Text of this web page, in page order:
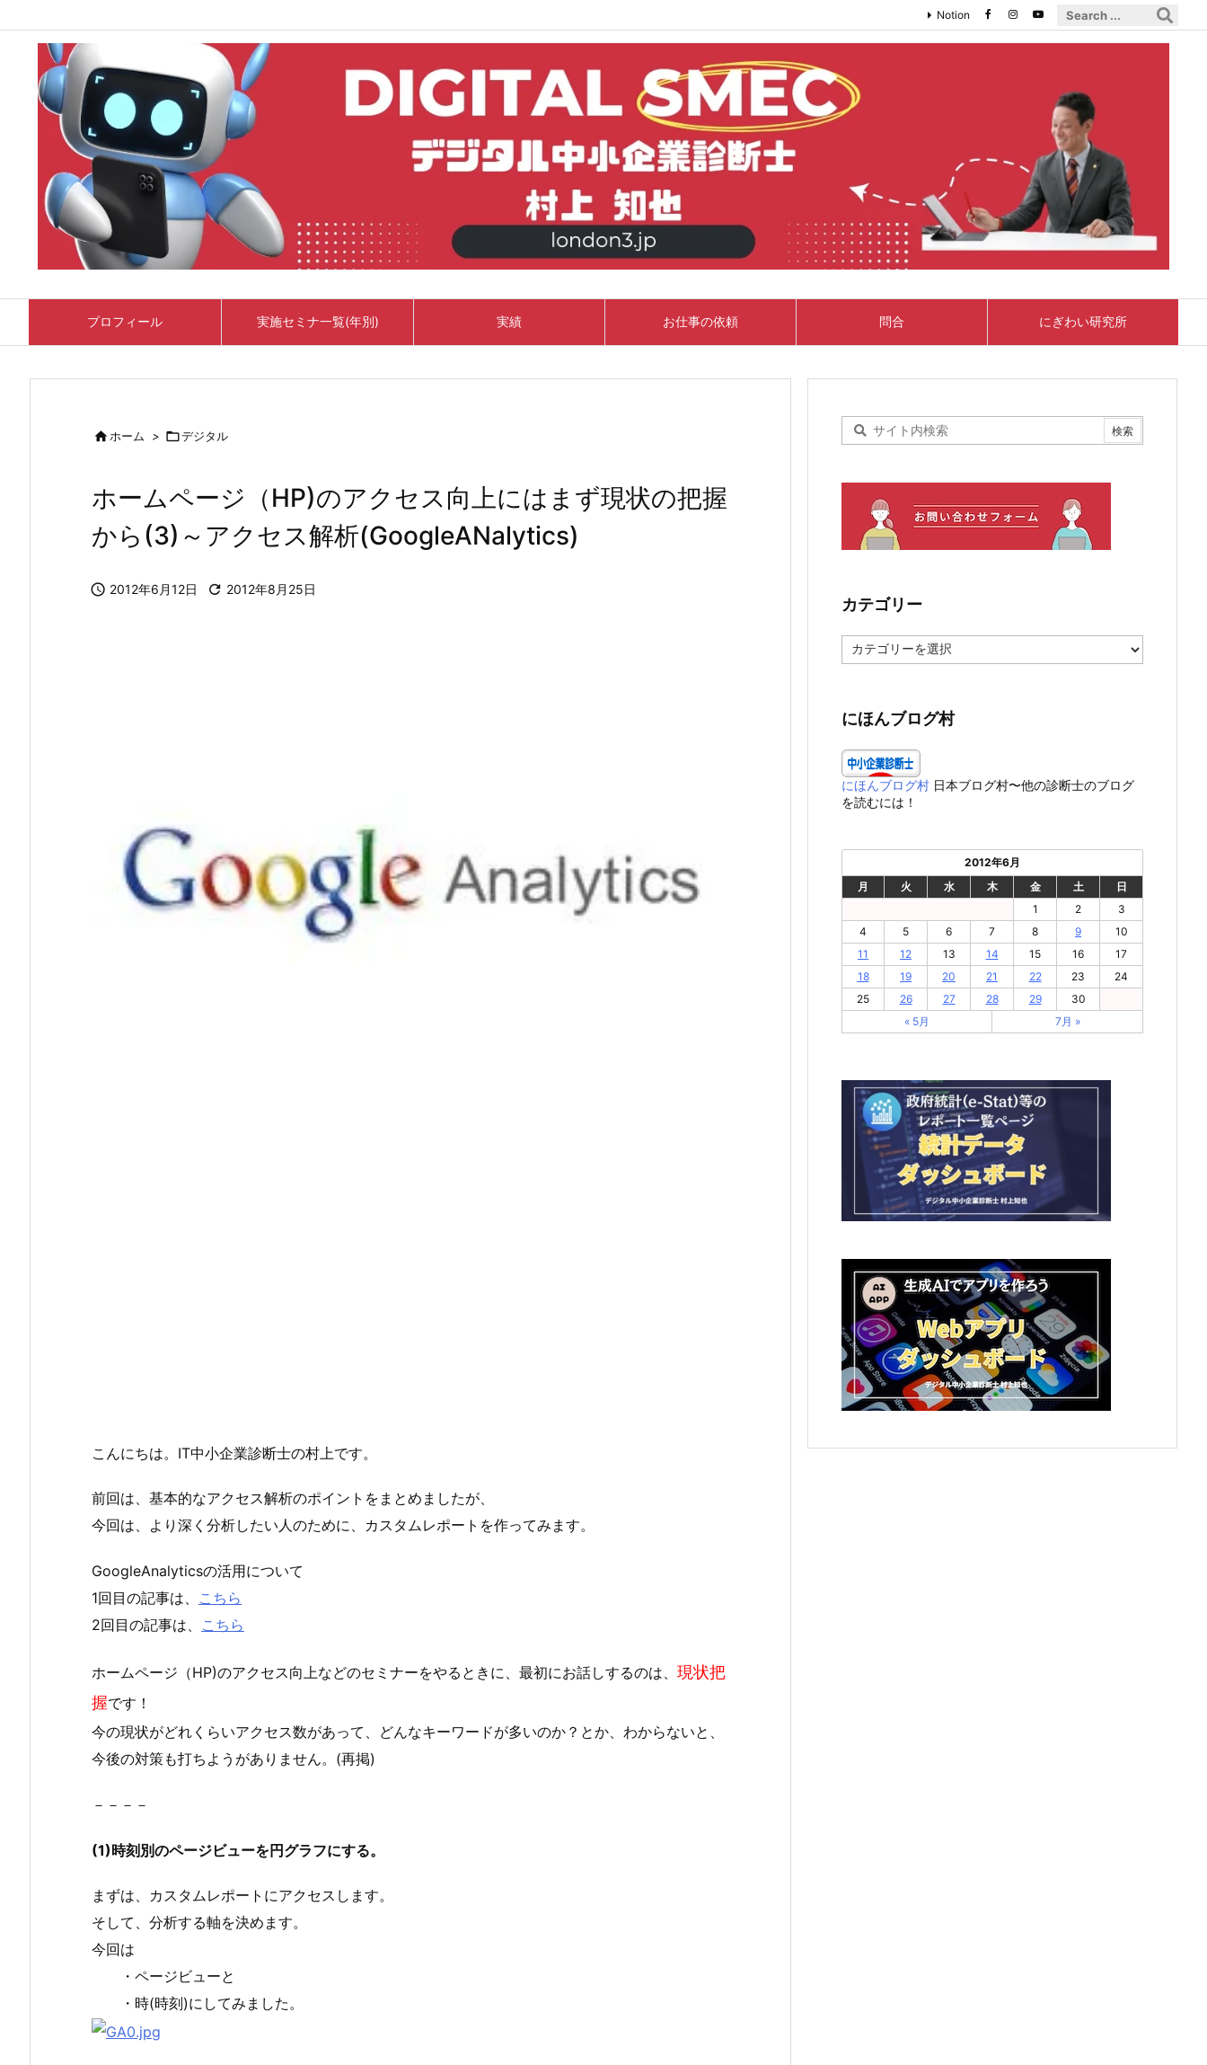
プロフィール 実施セミナ一覧(年別) 実績 お仕事の依頼 問合 にぎわい研究所
Notion
ホーム > デジタル
ホームページ（HP)のアクセス向上にはまず現状の把握
から(3)～アクセス解析(GoogleANalytics)
 2012年6月12日  2012年8月25日
こんにちは。IT中小企業診断士の村上です。
前回は、基本的なアクセス解析のポイントをまとめましたが、
今回は、より深く分析したい人のために、カスタムレポートを作ってみます。
GoogleAnalyticsの活用について
1回目の記事は、 こちら
2回目の記事は、 こちら
ホームページ（HP)のアクセス向上などのセミナーをやるときに、最初にお話しするのは、 現状把
握です！
今の現状がどれくらいアクセス数があって、どんなキーワードが多いのか？とか、わからないと、
今後の対策も打ちようがありません。(再掲)
－－－－
(1)時刻別のページビューを円グラフにする。
まずは、カスタムレポートにアクセスします。
そして、分析する軸を決めます。
今回は
・ページビューと
・時(時刻)にしてみました。
カテゴリー
テ
ー
にほんブログ村
にほんブログ村 日本ブログ村〜他の診断士のブログ
を読むには！
2012年6月
月
火 水 木 金 土
日
1
2
3
4
5 6 7 8 9
10
11
12 13 14 15 16
17
18
19 20 21 22 23
24
25
26 27 28 29
30
« 5月
7月 »